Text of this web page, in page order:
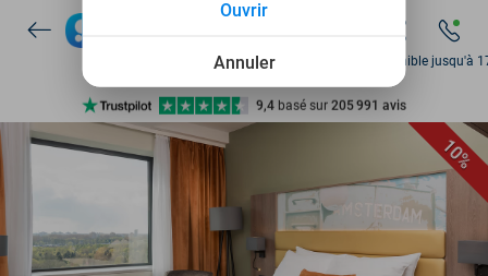
Disponible 7 jours par semaine
+ de 10 millions de membres
9,4 basé sur 205 991 avis
Découvrez + de 15.000 deals
Disponible 7 jours par semaine
+ de 10 millions de membres
Disponible jusqu'à
10%
Annuler
Ouvrir